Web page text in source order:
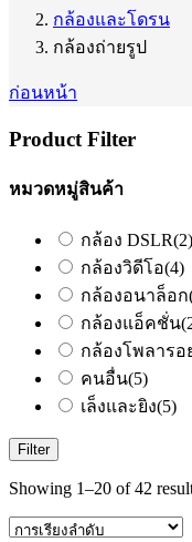
กล้องและโดรน
กล้องถ่ายรูป
ก่อนหน้า
Product Filter
หมวดหมู่สินค้า
กล้อง DSLR(2)
กล้องวิดีโอ(4)
กล้องอนาล็อก
กล้องแอ็คชั่น
กล้องโพลารอ
คนอื่น(5)
เล็งและยิง(5)
Filter
Showing 1–20 of 42